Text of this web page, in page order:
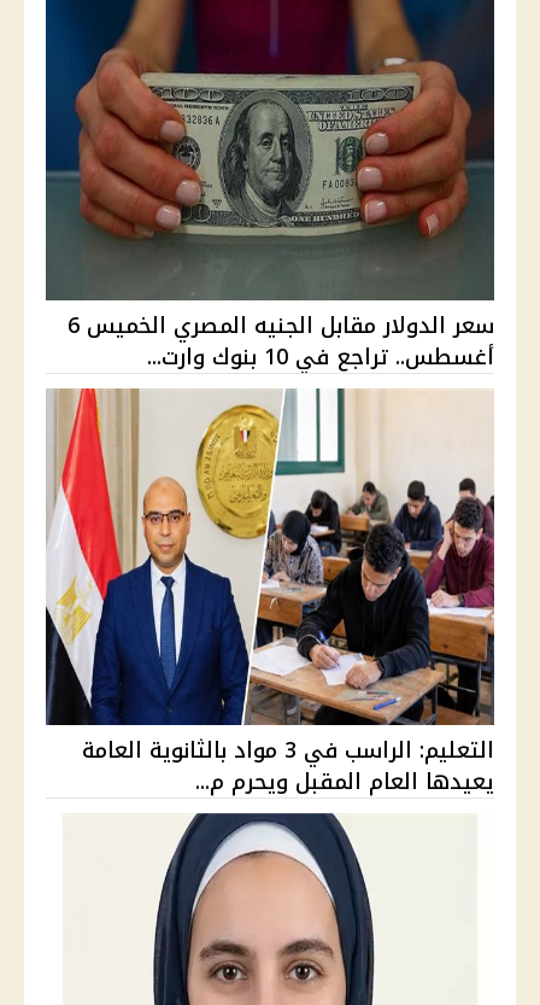
سعر الدولار مقابل الجنيه المصري الخميس 6
أغسطس.. تراجع في 10 بنوك وارت...
التعليم: الراسب في 3 مواد بالثانوية العامة
يعيدها العام المقبل ويحرم م...